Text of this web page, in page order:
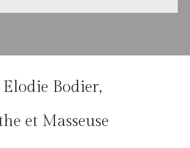
Bodier,
et Masseuse